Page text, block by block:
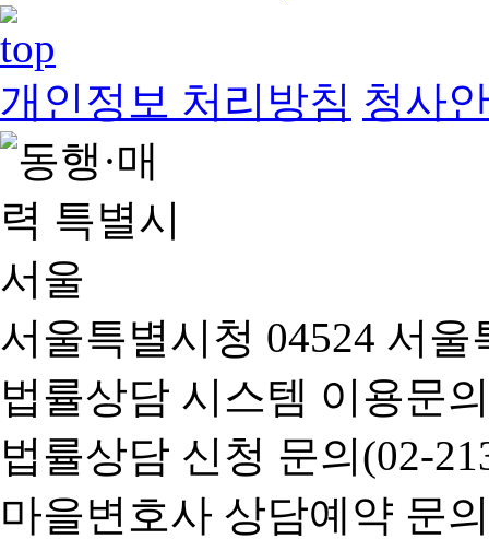
개인정보 처리방침 청사
서울특별시청 04524 서
법률상담 시스템 이용문
법률상담 신청 문의(02-
마을변호사 상담예약 문